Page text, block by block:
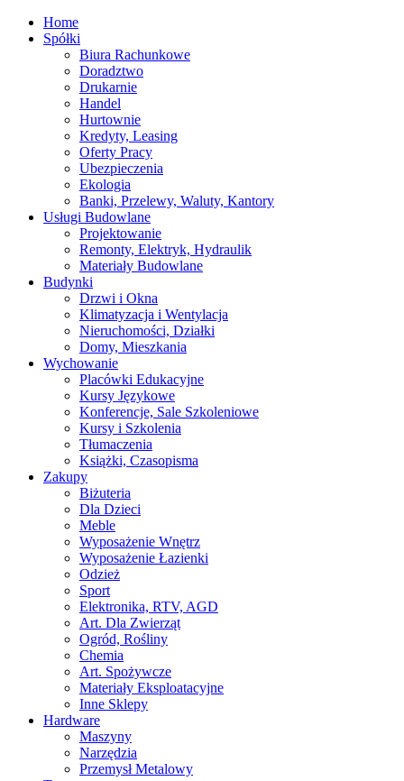
Home
Spółki
Biura Rachunkowe
Doradztwo
Drukarnie
Handel
Hurtownie
Kredyty, Leasing
Oferty Pracy
Ubezpieczenia
Ekologia
Banki, Przelewy, Waluty, Kantory
Usługi Budowlane
Projektowanie
Remonty, Elektryk, Hydraulik
Materiały Budowlane
Budynki
Drzwi i Okna
Klimatyzacja i Wentylacja
Nieruchomości, Działki
Domy, Mieszkania
Wychowanie
Placówki Edukacyjne
Kursy Językowe
Konferencje, Sale Szkoleniowe
Kursy i Szkolenia
Tłumaczenia
Książki, Czasopisma
Zakupy
Biżuteria
Dla Dzieci
Meble
Wyposażenie Wnętrz
Wyposażenie Łazienki
Odzież
Sport
Elektronika, RTV, AGD
Art. Dla Zwierząt
Ogród, Rośliny
Chemia
Art. Spożywcze
Materiały Eksploatacyjne
Inne Sklepy
Hardware
Maszyny
Narzędzia
Przemysł Metalowy